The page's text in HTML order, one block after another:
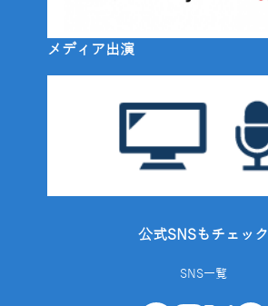
メディア出演
公式SNSもチェック
SNS一覧